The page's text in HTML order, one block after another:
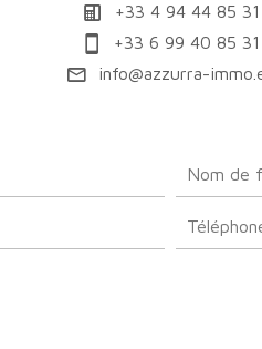
+33 4 94 44 85 31
+33 6 99 40 85 31
info@azzurra-